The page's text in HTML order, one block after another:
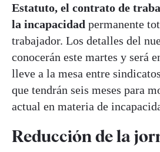
Estatuto, el contrato de
la incapacidad permanente
trabajador. Los detalles del
conocerán este martes y será
lleve a la mesa entre
que tendrán seis meses para
actual en materia de
Reducción de la